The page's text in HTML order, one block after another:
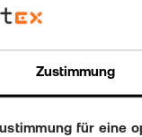
Zustimmung
für eine